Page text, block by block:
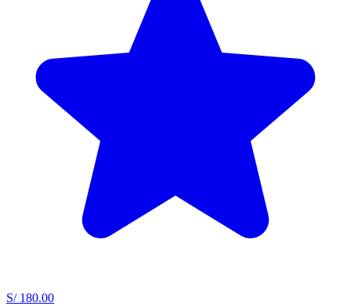
S/ 180.00